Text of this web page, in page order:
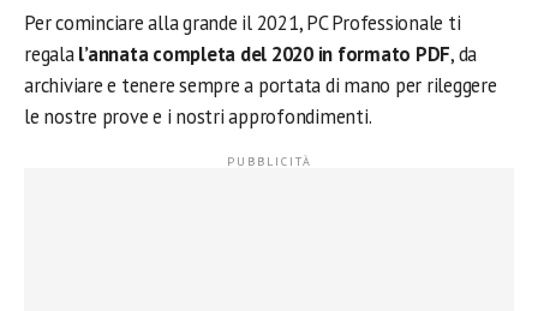
Per cominciare alla grande il 2021, PC Professionale ti
regalal’annata completa del 2020 in formato PDF, da
archiviare e tenere sempre a portata di mano per rileggere
le nostre prove e i nostri approfondimenti.